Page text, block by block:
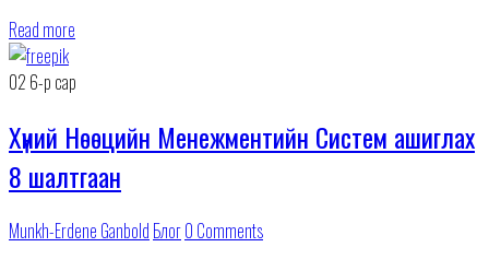
харилцагчийн системийн боломжууд. Clubi Дотоод үйл ажиллагааны админ
вэб
Read more
02 6-р сар
Хүний Нөөцийн Менежментийн Систем ашиглах
8 шалтгаан
Munkh-Erdene Ganbold Блог0 Comments